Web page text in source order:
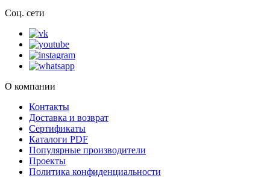
Соц. сети
О компании
Контакты
Доставка и возврат
Сертификаты
Каталоги PDF
Популярные производители
Проекты
Политика конфиденциальности